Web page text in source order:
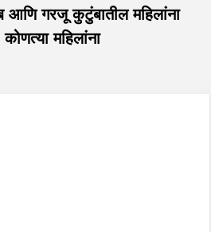
आणि गरजू कुटुंबातील महिलांना
महिलांना